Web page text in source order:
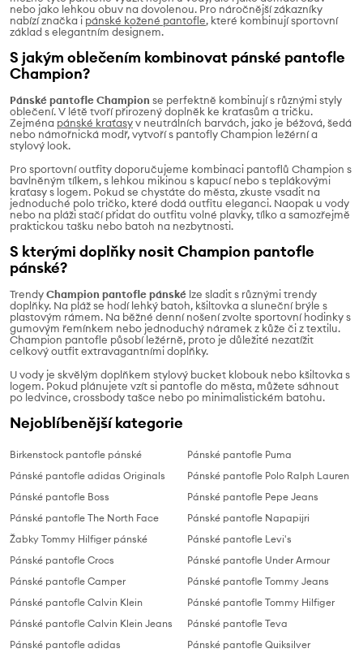
nebo jako lehkou obuv na dovolenou. Pro náročnější zákazníky
nabízí značka i pánské kožené pantofle, které kombinují sportovní
základ s elegantním designem.
S jakým oblečením kombinovat pánské pantofle
Champion?
Pánské pantofle Champion se perfektně kombinují s různými styly
oblečení. V létě tvoří přirozený doplněk ke kraťasům a tričku.
Zejména pánské kraťasyv neutrálních barvách, jako je béžová, šedá
nebo námořnická modř, vytvoří s pantofly Champion ležérní a
stylový look.
Pro sportovní outfity doporučujeme kombinaci pantoflů Champion s
bavlněným tílkem, s lehkou mikinou s kapucí nebo s teplákovými
kraťasy s logem. Pokud se chystáte do města, zkuste vsadit na
jednoduché polo tričko, které dodá outfitu eleganci. Naopak u vody
nebo na pláži stačí přidat do outfitu volné plavky, tílko a samozřejmě
praktickou tašku nebo batoh na nezbytnosti.
S kterými doplňky nosit Champion pantofle
pánské?
TrendyChampion pantofle pánské lze sladit s různými trendy
doplňky. Na pláž se hodí lehký batoh, kšiltovka a sluneční brýle s
plastovým rámem. Na běžné denní nošení zvolte sportovní hodinky s
gumovým řemínkem nebo jednoduchý náramek z kůže či z textilu.
Champion pantofle působí ležérně, proto je důležité nezatížit
celkový outfit extravagantními doplňky.
U vody je skvělým doplňkem stylový bucket klobouk nebo kšiltovka s
logem. Pokud plánujete vzít si pantofle do města, můžete sáhnout
po ledvince, crossbody tašce nebo po minimalistickém batohu.
Nejoblíbenější kategorie
Birkenstock pantofle pánské
Pánské pantofle adidas Originals
Pánské pantofle Boss
Pánské pantofle The North Face
Žabky Tommy Hilfiger pánské
Pánské pantofle Crocs
Pánské pantofle Camper
Pánské pantofle Calvin Klein
Pánské pantofle Calvin Klein Jeans
Pánské pantofle adidas
Pánské pantofle Puma
Pánské pantofle Polo Ralph Lauren
Pánské pantofle Pepe Jeans
Pánské pantofle Napapijri
Pánské pantofle Levi's
Pánské pantofle Under Armour
Pánské pantofle Tommy Jeans
Pánské pantofle Tommy Hilfiger
Pánské pantofle Teva
Pánské pantofle Quiksilver